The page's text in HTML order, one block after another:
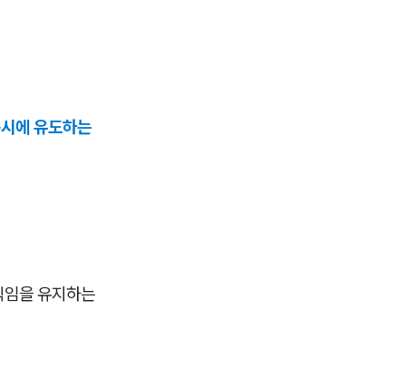
에 유도하는
을 유지하는